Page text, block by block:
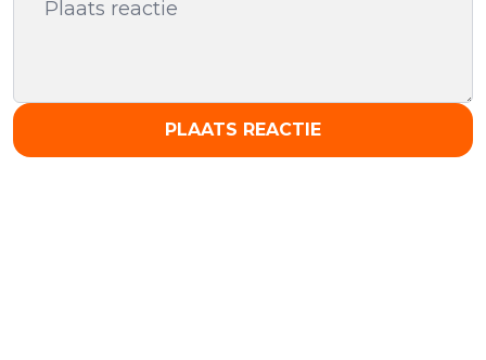
PLAATS REACTIE